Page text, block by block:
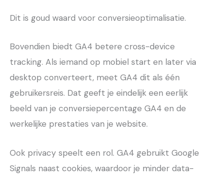
Dit is goud waard voor conversieoptimalisatie.
Bovendien biedt GA4 betere cross-device
tracking. Als iemand op mobiel start en later via
desktop converteert, meet GA4 dit als één
gebruikersreis. Dat geeft je eindelijk een eerlijk
beeld van je conversiepercentage GA4 en de
werkelijke prestaties van je website.
Ook privacy speelt een rol. GA4 gebruikt Google
Signals naast cookies, waardoor je minder data-